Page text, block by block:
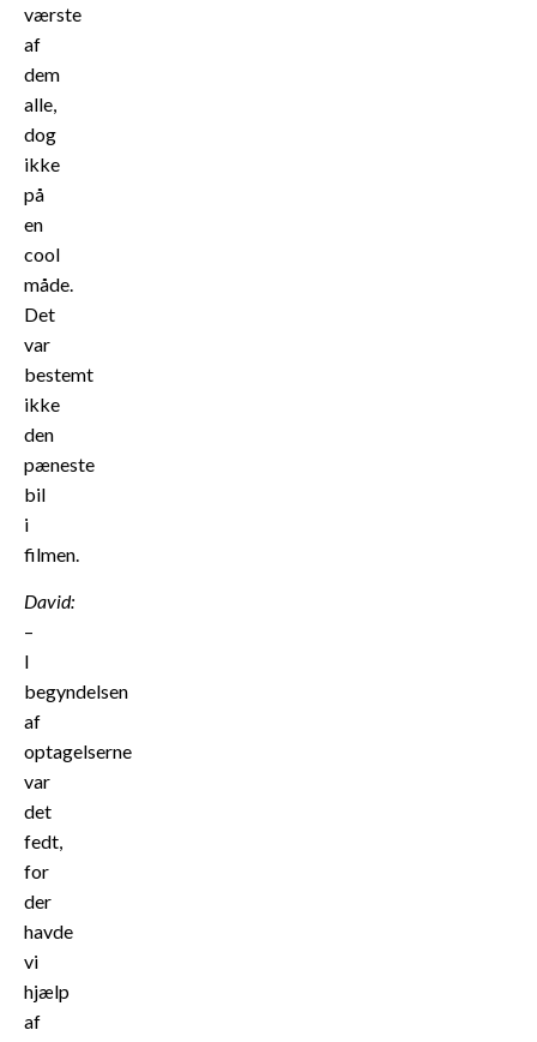
værste
af
dem
alle,
dog
ikke
på
en
cool
måde.
Det
var
bestemt
ikke
den
pæneste
bil
i
filmen.
David:
–
I
begyndelsen
af
optagelserne
var
det
fedt,
for
der
havde
vi
hjælp
af